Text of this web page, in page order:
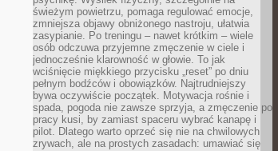
świeżym powietrzu, pomaga regulować emocje,
zmniejsza objawy obniżonego nastroju, ułatwia
zasypianie. Po treningu – nawet krótkim – wiele
osób odczuwa przyjemne zmęczenie w ciele i
jednocześnie klarowność w głowie. To jak
wciśnięcie miękkiego przycisku „reset” po dniu
pełnym bodźców i obowiązków. Najtrudniejszy
bywa oczywiście początek. Motywacja rośnie i
spada, pogoda nie zawsze sprzyja, a zmęczenie po
pracy kusi, by zamiast spaceru wybrać kanapę i
pilot. Dlatego warto oprzeć się nie na chwilowych
zrywach, ale na prostych zasadach: umawiać się